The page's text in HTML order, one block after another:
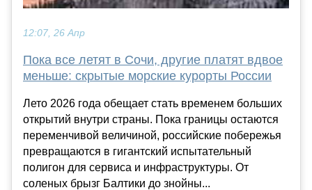
12:07, 26 Апр
Пока все летят в Сочи, другие платят вдвое
меньше: скрытые морские курорты России
Лето 2026 года обещает стать временем больших
открытий внутри страны. Пока границы остаются
переменчивой величиной, российские побережья
превращаются в гигантский испытательный
полигон для сервиса и инфраструктуры. От
соленых брызг Балтики до знойны...